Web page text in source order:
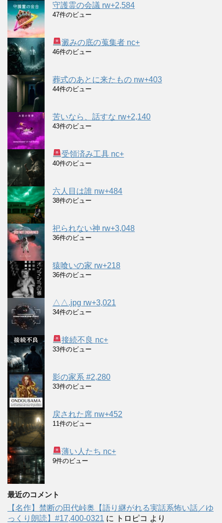
守護霊の会議 rw+2,584
47件のビュー
澱みの底の蒐集者 nc+
46件のビュー
葬式のあとに来たもの nw+403
44件のビュー
苦いなら、話すな rw+2,140
43件のビュー
受領済み工具 nc+
40件のビュー
六人目は誰 nw+484
38件のビュー
祀られない神 rw+3,048
36件のビュー
猿喰いの家 rw+218
36件のビュー
△△.jpg rw+3,021
34件のビュー
接続不良 nc+
33件のビュー
影の家系 #2,280
33件のビュー
戻された席 nw+452
11件のビュー
薄い人たち nc+
9件のビュー
最近のコメント
【名作】禁断の田代峠奥【語り継がれる実話系怖い話／ゆ
っくり朗読】#17,400-0321 に トロピコ より